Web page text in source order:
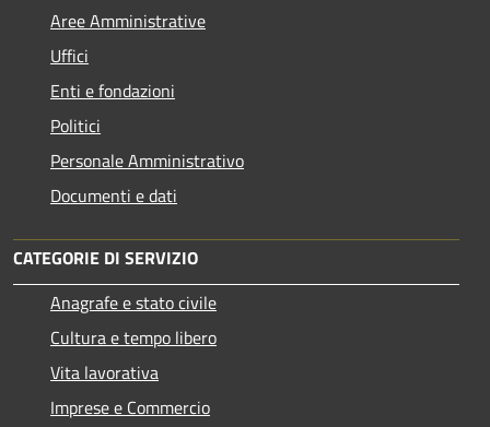
Aree Amministrative
Uffici
Enti e fondazioni
Politici
Personale Amministrativo
Documenti e dati
CATEGORIE DI SERVIZIO
Anagrafe e stato civile
Cultura e tempo libero
Vita lavorativa
Imprese e Commercio